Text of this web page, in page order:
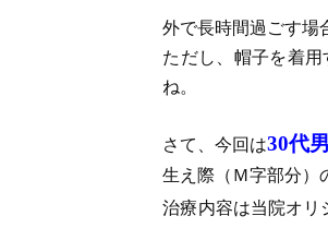
外で長時間過ごす場
ただし、帽子を着
ね。
さて、今回は30代
生え際（Ｍ字部分）
治療内容は当院オリ